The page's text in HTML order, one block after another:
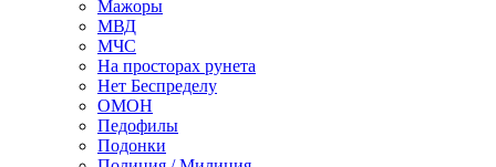
Мажоры
МВД
МЧС
На просторах рунета
Нет Беспределу
ОМОН
Педофилы
Подонки